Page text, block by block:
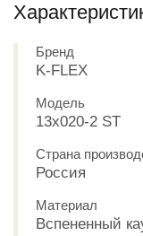
Бренд
K-FLEX
Модель
13x020-2 ST
Страна
Россия
Материал
Вспененный